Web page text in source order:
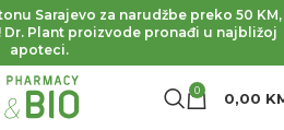
Sarajevo za narudžbe preko 50 KM,
Dr. Plant proizvode pronađi u najbližoj
apoteci.
0 0,00